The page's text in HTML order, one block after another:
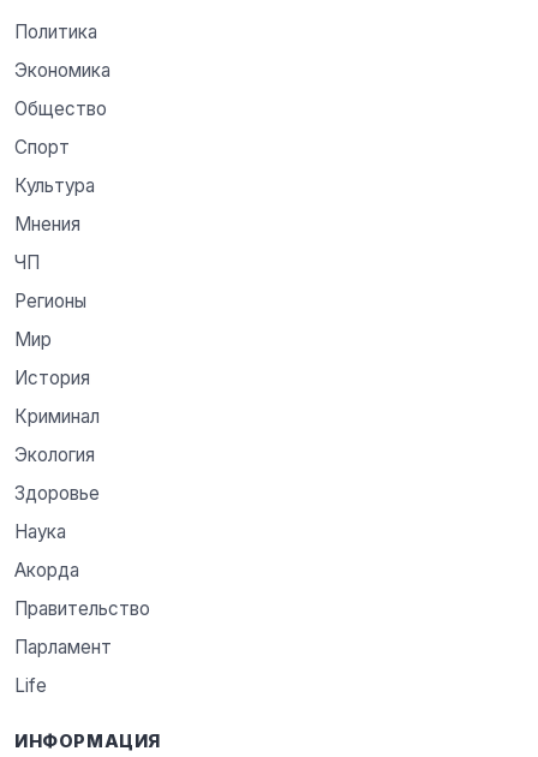
Политика
Экономика
Общество
Спорт
Культура
Мнения
ЧП
Регионы
Мир
История
Криминал
Экология
Здоровье
Наука
Акорда
Правительство
Парламент
Life
ИНФОРМАЦИЯ